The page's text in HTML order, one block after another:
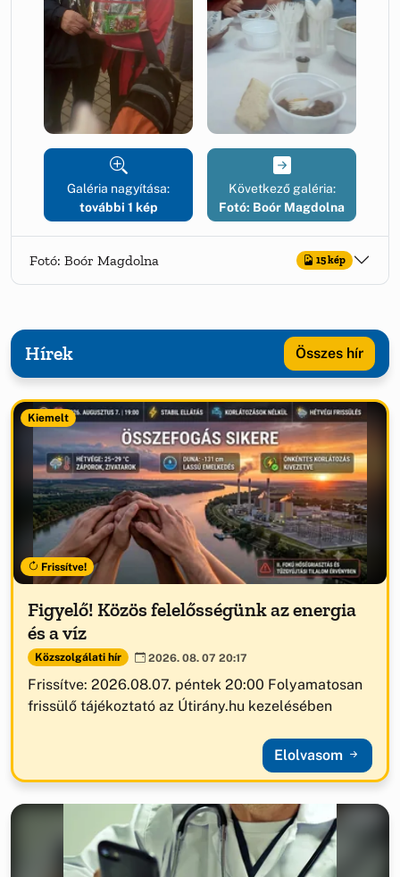
Galéria nagyítása:
további 1 kép
Következő galéria:
Fotó: Boór Magdolna
Fotó: Boór Magdolna 15 kép
Hírek Összes hír
Kiemelt
Frissítve!
Figyelő! Közös felelősségünk az energia
és a víz
Közszolgálati hír 2026. 08. 07 20:17
Frissítve: 2026.08.07. péntek 20:00 Folyamatosan
frissülő tájékoztató az Útirány.hu kezelésében
Elolvasom